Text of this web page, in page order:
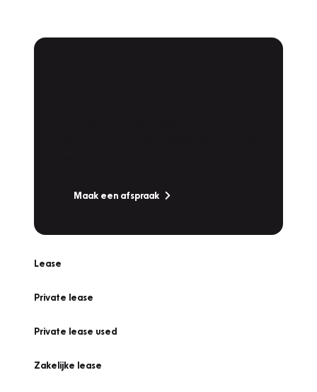
Maak een afspraak
Lease
Private lease
Private lease used
Zakelijke lease